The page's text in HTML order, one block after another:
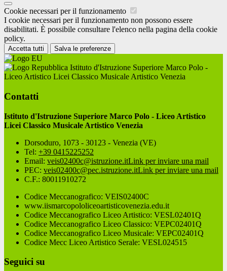
Cookie necessari per il funzionamento
I cookie necessari per il funzionamento non possono essere
disabilitati. È possibile consultare l'elenco nella pagina della cookie
policy.
Accetta tutti Salva le preferenze
Istituto d'Istruzione Superiore Marco Polo -
Liceo Artistico Licei Classico Musicale Artistico Venezia
Contatti
Istituto d'Istruzione Superiore Marco Polo - Liceo Artistico
Licei Classico Musicale Artistico Venezia
Dorsoduro, 1073 - 30123 - Venezia (VE)
Tel: +39 0415225252
Email: veis02400c@istruzione.itLink per inviare una mail
PEC: veis02400c@pec.istruzione.itLink per inviare una mail
C.F.: 80011910272
Codice Meccanografico: VEIS02400C
www.iismarcopololiceoartisticovenezia.edu.it
Codice Meccanografico Liceo Artistico: VESL02401Q
Codice Meccanografico Liceo Classico: VEPC02401Q
Codice Meccanografico Liceo Musicale: VEPC02401Q
Codice Mecc Liceo Artistico Serale: VESL024515
Seguici su